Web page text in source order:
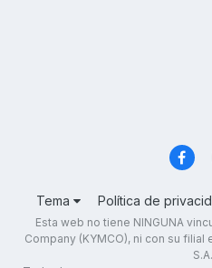
Tema Política de
Esta web no tiene NINGUNA
Company (KYMCO), ni con su filial
S.A.